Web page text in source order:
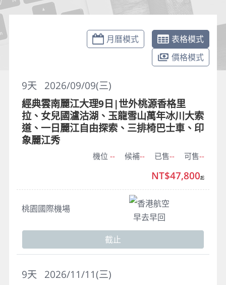
月曆模式
表格模式
價格模式
2026/09/09(三)
9天
經典雲南麗江大理9日|世外桃源香格里
拉、女兒國瀘沽湖、玉龍雪山萬年冰川大索
道、一日麗江自由探索、三排椅巴士車、印
象麗江秀
機位 -- 候補-- 已售-- 可售--
桃園國際機場
香港航空
早去早回
NT$47,800起
截止
2026/11/11(三)
9天